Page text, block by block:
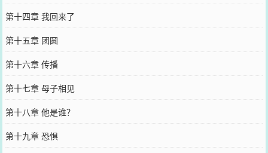
第十四章 我回来了
第十五章 团圆
第十六章 传播
第十七章 母子相见
第十八章 他是谁？
第十九章 恐惧